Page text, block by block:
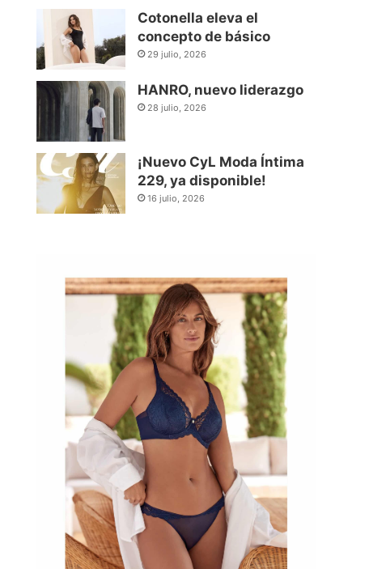
Cotonella eleva el
concepto de básico
29 julio, 2026
HANRO, nuevo liderazgo
28 julio, 2026
¡Nuevo CyL Moda Íntima
229, ya disponible!
16 julio, 2026